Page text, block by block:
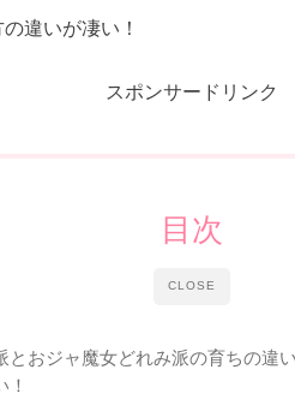
違いが凄い！
スポンサードリンク
CLOSE
目次
とおジャ魔女どれみ派の育ちの違
！